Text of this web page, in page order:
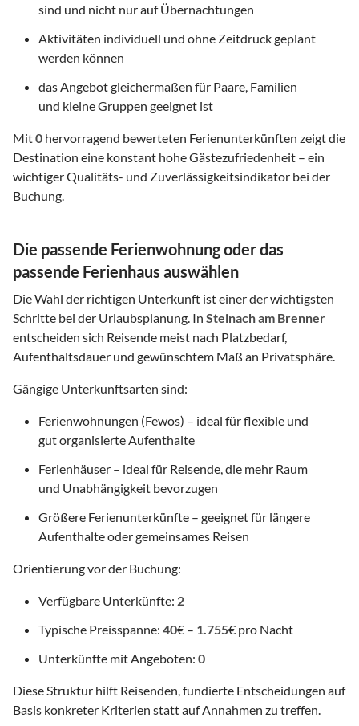
sind und nicht nur auf Übernachtungen
Aktivitäten individuell und ohne Zeitdruck geplant
werden können
das Angebot gleichermaßen für Paare, Familien
und kleine Gruppen geeignet ist
Mit0 hervorragend bewerteten Ferienunterkünften zeigt die
Destination eine konstant hohe Gästezufriedenheit – ein
wichtiger Qualitäts- und Zuverlässigkeitsindikator bei der
Buchung.
Die passende Ferienwohnung oder das
passende Ferienhaus auswählen
Die Wahl der richtigen Unterkunft ist einer der wichtigsten
Schritte bei der Urlaubsplanung. In Steinach am Brenner
entscheiden sich Reisende meist nach Platzbedarf,
Aufenthaltsdauer und gewünschtem Maß an Privatsphäre.
Gängige Unterkunftsarten sind:
Ferienwohnungen (Fewos) – ideal für flexible und
gut organisierte Aufenthalte
Ferienhäuser – ideal für Reisende, die mehr Raum
und Unabhängigkeit bevorzugen
Größere Ferienunterkünfte – geeignet für längere
Aufenthalte oder gemeinsames Reisen
Orientierung vor der Buchung:
Verfügbare Unterkünfte: 2
Typische Preisspanne: 40€ – 1.755€ pro Nacht
Unterkünfte mit Angeboten: 0
Diese Struktur hilft Reisenden, fundierte Entscheidungen auf
Basis konkreter Kriterien statt auf Annahmen zu treffen.